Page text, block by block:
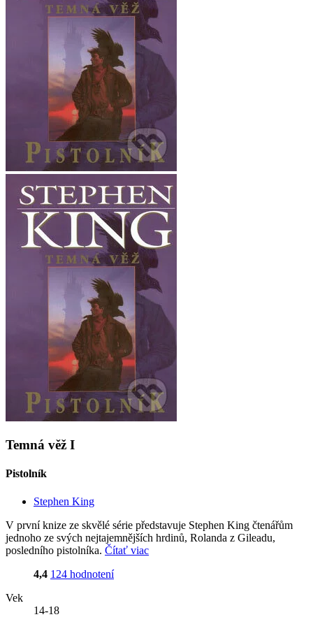
Temná věž I
Pistolník
Stephen King
V první knize ze skvělé série představuje Stephen King čtenářům
jednoho ze svých nejtajemnějších hrdinů, Rolanda z Gileadu,
posledního pistolníka. Čítať viac
4,4 124 hodnotení
Vek
14-18